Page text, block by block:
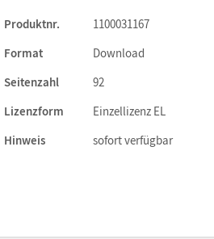
Zwischentests, die Lösungen und
Unterricht in Integrationskursen im
Lernenden von Anfang an sicher
Produktnr.
1100031167
Format
Download
Seitenzahl
92
Lizenzform
Einzellizenz EL
Hinweis
sofort verfügbar